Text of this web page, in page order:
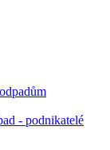
- podnikatelé